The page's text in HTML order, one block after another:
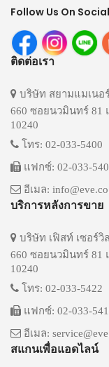
Follow Us On
ติดต่อเรา
บริษัท สยามแมเนอ
660 ซอยนวมินทร์ 81
10240
โทร: 02-033-5400
แฟกซ์: 02-033-
อีเมล:
บริการหลังการขาย
บริษัท เฟิสท์ เซอร์วิ
660 ซอยนวมินทร์ 81
10240
โทร: 02-033-5422
แฟกซ์: 02-033-
อีเมล:
สแกนเพื่อแอดไลน์